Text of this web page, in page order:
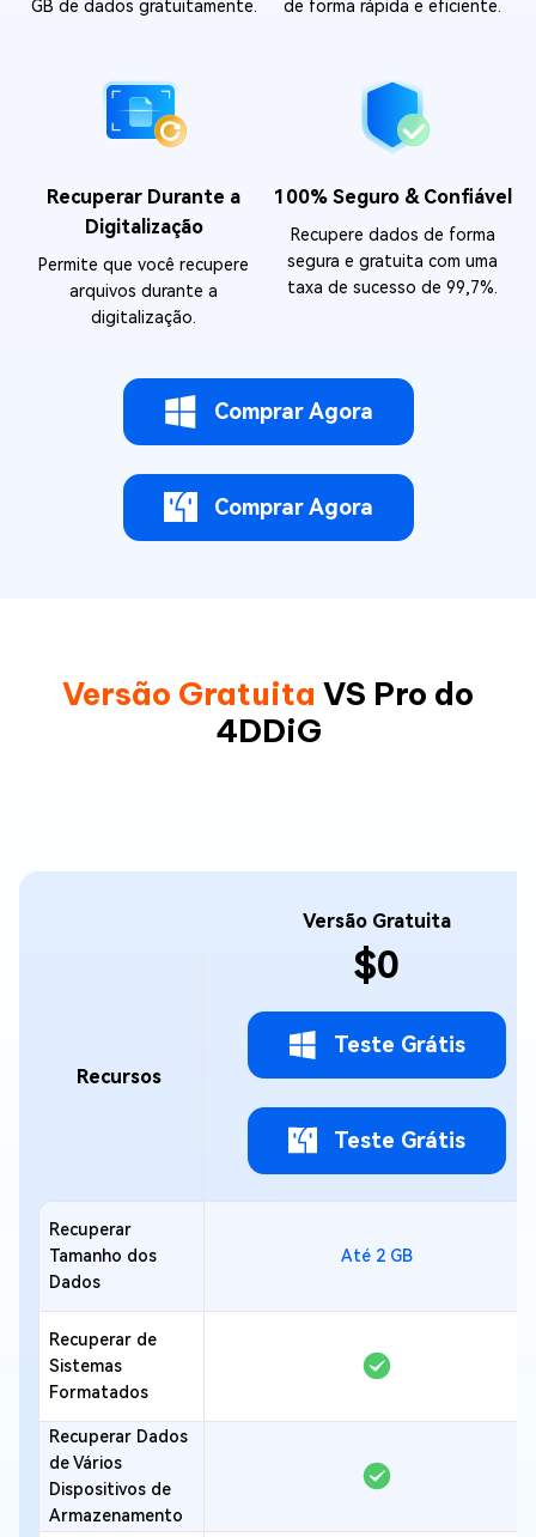
GB de dados gratuitamente.
de forma rápida e eficiente.
Recuperar Durante a
Digitalização
Permite que você recupere
arquivos durante a
digitalização.
100% Seguro & Confiável
Recupere dados de forma
segura e gratuita com uma
taxa de sucesso de 99,7%.
Comprar Agora
Comprar Agora
Versão Gratuita VS Pro do
4DDiG
Recursos
Recuperar
Tamanho dos
Dados
Recuperar de
Sistemas
Formatados
Recuperar Dados
de Vários
Dispositivos de
Armazenamento
Versão Gratuita
$0
Teste Grátis
Teste Grátis
Até 2 GB